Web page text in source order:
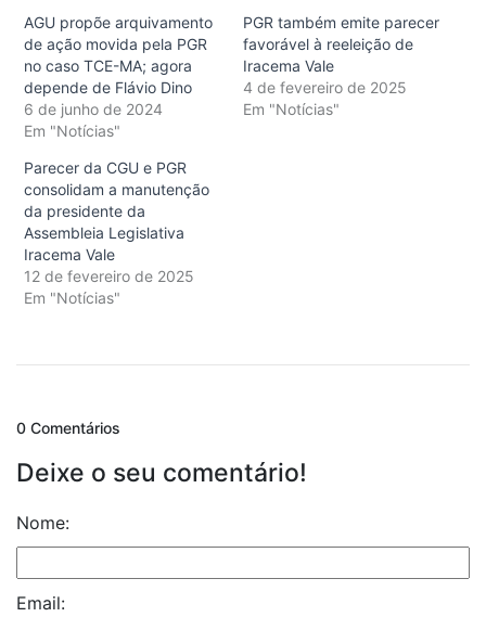
AGU propõe arquivamento
de ação movida pela PGR
no caso TCE-MA; agora
depende de Flávio Dino
6 de junho de 2024
Em "Notícias"
PGR também emite parecer
favorável à reeleição de
Iracema Vale
4 de fevereiro de 2025
Em "Notícias"
Parecer da CGU e PGR
consolidam a manutenção
da presidente da
Assembleia Legislativa
Iracema Vale
12 de fevereiro de 2025
Em "Notícias"
0 Comentários
Deixe o seu comentário!
Nome:
Email: